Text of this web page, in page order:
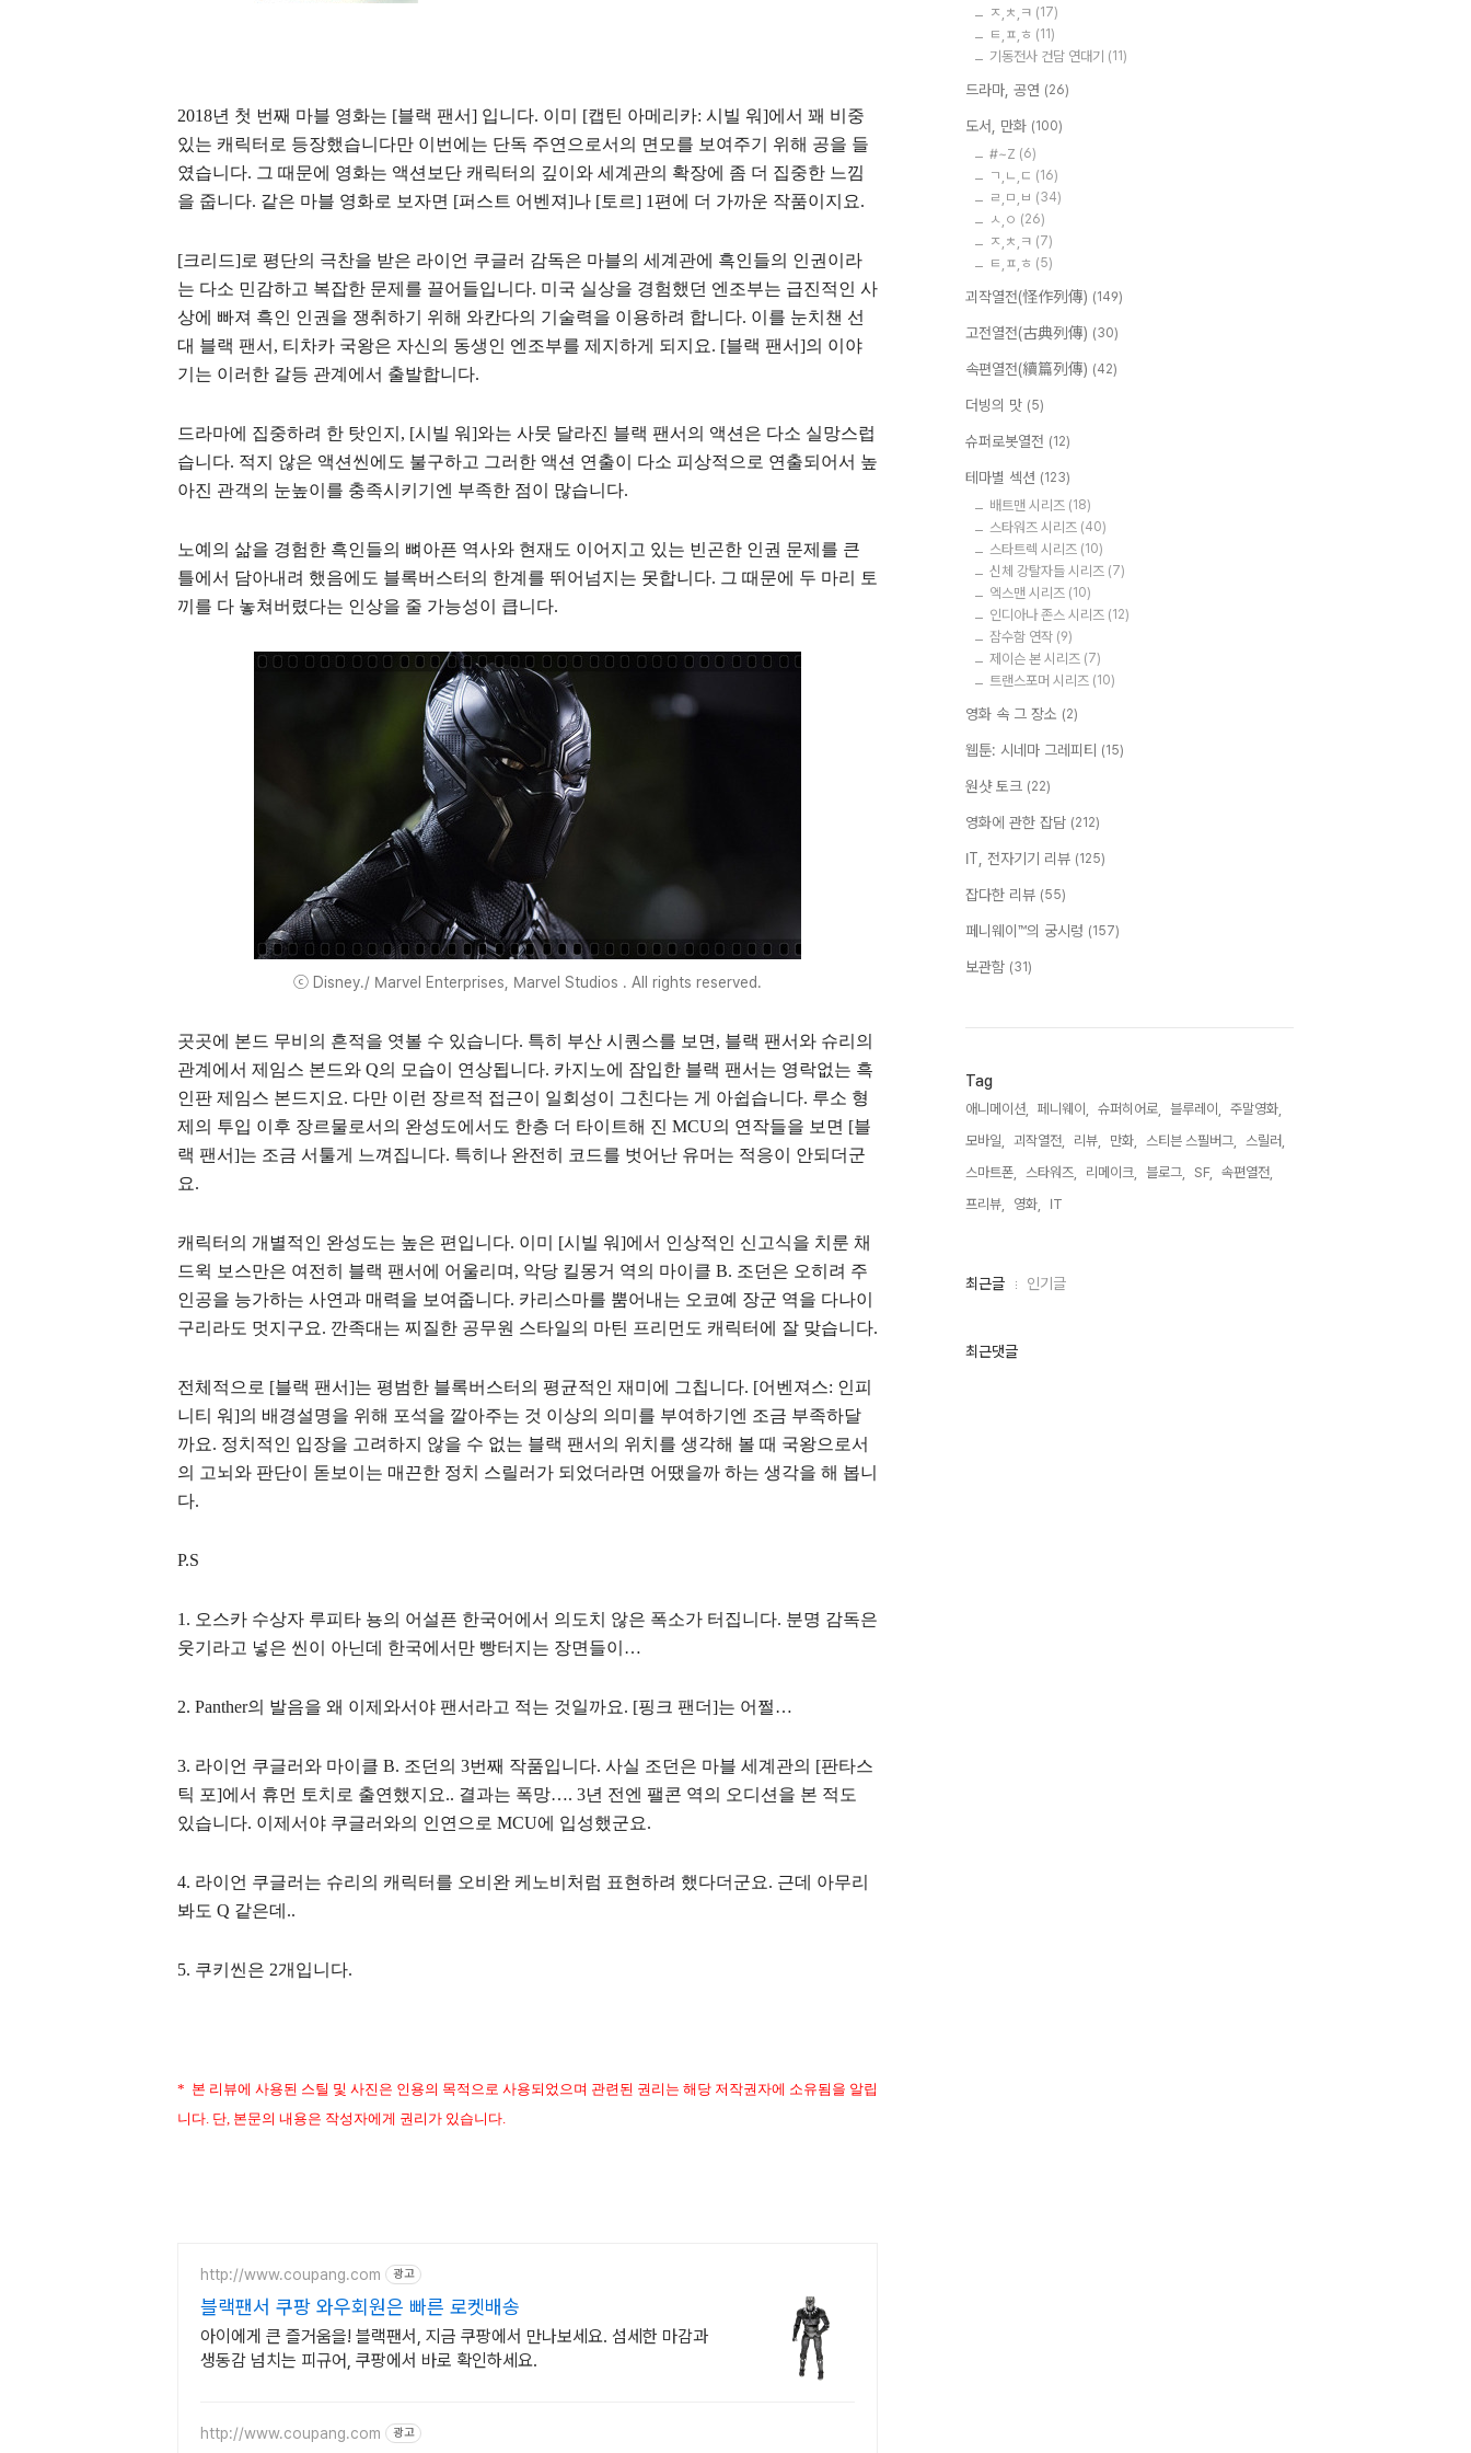
2018년 첫 번째 마블 영화는 [블랙 팬서] 입니다. 이미 [캡틴 아메리카: 시빌 워]에서 꽤 비중
있는 캐릭터로 등장했습니다만 이번에는 단독 주연으로서의 면모를 보여주기 위해 공을 들
였습니다. 그 때문에 영화는 액션보단 캐릭터의 깊이와 세계관의 확장에 좀 더 집중한 느낌
을 줍니다. 같은 마블 영화로 보자면 [퍼스트 어벤져]나 [토르] 1편에 더 가까운 작품이지요.
[크리드]로 평단의 극찬을 받은 라이언 쿠글러 감독은 마블의 세계관에 흑인들의 인권이라
는 다소 민감하고 복잡한 문제를 끌어들입니다. 미국 실상을 경험했던 엔조부는 급진적인 사
상에 빠져 흑인 인권을 쟁취하기 위해 와칸다의 기술력을 이용하려 합니다. 이를 눈치챈 선
대 블랙 팬서, 티차카 국왕은 자신의 동생인 엔조부를 제지하게 되지요. [블랙 팬서]의 이야
기는 이러한 갈등 관계에서 출발합니다.
드라마에 집중하려 한 탓인지, [시빌 워]와는 사뭇 달라진 블랙 팬서의 액션은 다소 실망스럽
습니다. 적지 않은 액션씬에도 불구하고 그러한 액션 연출이 다소 피상적으로 연출되어서 높
아진 관객의 눈높이를 충족시키기엔 부족한 점이 많습니다.
노예의 삶을 경험한 흑인들의 뼈아픈 역사와 현재도 이어지고 있는 빈곤한 인권 문제를 큰
틀에서 담아내려 했음에도 블록버스터의 한계를 뛰어넘지는 못합니다. 그 때문에 두 마리 토
끼를 다 놓쳐버렸다는 인상을 줄 가능성이 큽니다.
ⓒ Disney./ Marvel Enterprises, Marvel Studios . All rights reserved.
곳곳에 본드 무비의 흔적을 엿볼 수 있습니다. 특히 부산 시퀀스를 보면, 블랙 팬서와 슈리의
관계에서 제임스 본드와 Q의 모습이 연상됩니다. 카지노에 잠입한 블랙 팬서는 영락없는 흑
인판 제임스 본드지요. 다만 이런 장르적 접근이 일회성이 그친다는 게 아쉽습니다. 루소 형
제의 투입 이후 장르물로서의 완성도에서도 한층 더 타이트해 진 MCU의 연작들을 보면 [블
랙 팬서]는 조금 서툴게 느껴집니다. 특히나 완전히 코드를 벗어난 유머는 적응이 안되더군
요.
캐릭터의 개별적인 완성도는 높은 편입니다. 이미 [시빌 워]에서 인상적인 신고식을 치룬 채
드윅 보스만은 여전히 블랙 팬서에 어울리며, 악당 킬몽거 역의 마이클 B. 조던은 오히려 주
인공을 능가하는 사연과 매력을 보여줍니다. 카리스마를 뿜어내는 오코예 장군 역을 다나이
구리라도 멋지구요. 깐족대는 찌질한 공무원 스타일의 마틴 프리먼도 캐릭터에 잘 맞습니다.
전체적으로 [블랙 팬서]는 평범한 블록버스터의 평균적인 재미에 그칩니다. [어벤져스: 인피
니티 워]의 배경설명을 위해 포석을 깔아주는 것 이상의 의미를 부여하기엔 조금 부족하달
까요. 정치적인 입장을 고려하지 않을 수 없는 블랙 팬서의 위치를 생각해 볼 때 국왕으로서
의 고뇌와 판단이 돋보이는 매끈한 정치 스릴러가 되었더라면 어땠을까 하는 생각을 해 봅니
다.
P.S
1. 오스카 수상자 루피타 뇽의 어설픈 한국어에서 의도치 않은 폭소가 터집니다. 분명 감독은
웃기라고 넣은 씬이 아닌데 한국에서만 빵터지는 장면들이…
2. Panther의 발음을 왜 이제와서야 팬서라고 적는 것일까요. [핑크 팬더]는 어쩔…
3. 라이언 쿠글러와 마이클 B. 조던의 3번째 작품입니다. 사실 조던은 마블 세계관의 [판타스
틱 포]에서 휴먼 토치로 출연했지요.. 결과는 폭망…. 3년 전엔 팰콘 역의 오디션을 본 적도
있습니다. 이제서야 쿠글러와의 인연으로 MCU에 입성했군요.
4. 라이언 쿠글러는 슈리의 캐릭터를 오비완 케노비처럼 표현하려 했다더군요. 근데 아무리
봐도 Q 같은데..
5. 쿠키씬은 2개입니다.
* 본 리뷰에 사용된 스틸 및 사진은 인용의 목적으로 사용되었 으며 관련된 권리는 해당 저작권자에 소유됨을 알립
니다. 단, 본문의 내용은 작성자에게 권리가 있습니다.
http://www.coupang.com 광고
블랙팬서 쿠팡 와우회원은 빠른 로켓배송
아이에게 큰 즐거움을! 블랙팬서, 지금 쿠팡에서 만나보세요. 섬세한 마감과
생동감 넘치는 피규어, 쿠팡에서 바로 확인하세요.
http://www.coupang.com 광고
ㅈ,ㅊ,ㅋ (17)
ㅌ,ㅍ,ㅎ (11)
기동전사 건담 연대기 (11)
드라마, 공연 (26)
도서, 만화 (100)
#~Z (6)
ㄱ,ㄴ,ㄷ (16)
ㄹ,ㅁ,ㅂ (34)
ㅅ,ㅇ (26)
ㅈ,ㅊ,ㅋ (7)
ㅌ,ㅍ,ㅎ (5)
괴작열전(怪作列傳) (149)
고전열전(古典列傳) (30)
속편열전(續篇列傳) (42)
더빙의 맛 (5)
슈퍼로봇열전 (12)
테마별 섹션 (123)
배트맨 시리즈 (18)
스타워즈 시리즈 (40)
스타트렉 시리즈 (10)
신체 강탈자들 시리즈 (7)
엑스맨 시리즈 (10)
인디아나 존스 시리즈 (12)
잠수함 연작 (9)
제이슨 본 시리즈 (7)
트랜스포머 시리즈 (10)
영화 속 그 장소 (2)
웹툰: 시네마 그레피티 (15)
원샷 토크 (22)
영화에 관한 잡담 (212)
IT, 전자기기 리뷰 (125)
잡다한 리뷰 (55)
페니웨이™의 궁시렁 (157)
보관함 (31)
Tag
애니메이션, 페니웨이, 슈퍼히어로, 블루레이,
주말영화,
모바일,
괴작열전, 리뷰, 만화, 스티븐 스필버그,
스릴러,
스마트폰,
스타워즈, 리메이크, 블로그, SF,
속편열전,
프리뷰,
영화, IT,
최
인
최근글 인기글
최근댓글